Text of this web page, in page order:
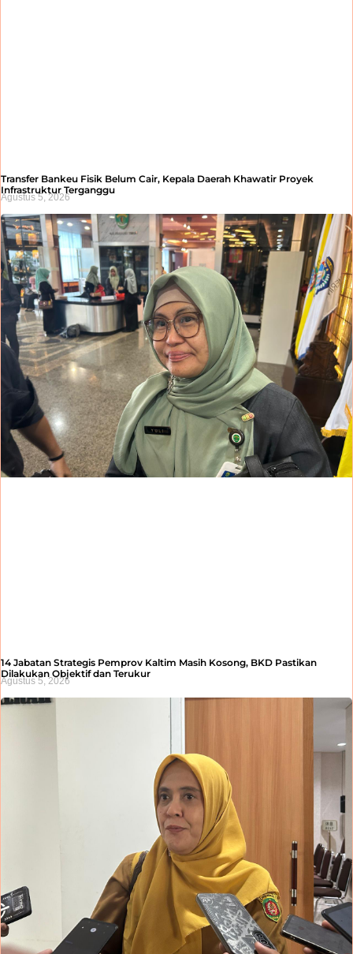
Transfer Bankeu Fisik Belum Cair, Kepala Daerah Khawatir Proyek
Infrastruktur Terganggu
Agustus 5, 2026
14 Jabatan Strategis Pemprov Kaltim Masih Kosong, BKD Pastikan
Dilakukan Objektif dan Terukur
Agustus 5, 2026